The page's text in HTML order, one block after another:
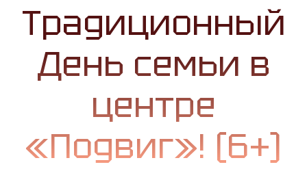
Традиционный
День семьи в
центре
«Подвиг»! (6+)